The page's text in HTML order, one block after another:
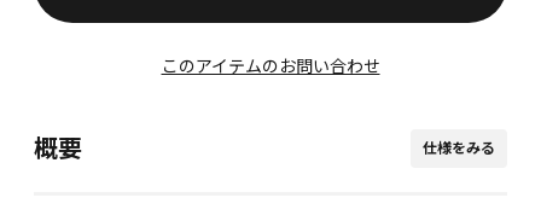
このアイテムのお問い合わせ
概要 仕様をみる